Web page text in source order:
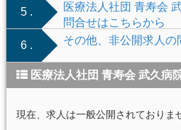
5 .
医療法人社団 青寿会
問合せはこちらから
6 .
その他、非公開求人の
医療法人社団 青寿会 武久病
現在、求人は一般公開されておりま